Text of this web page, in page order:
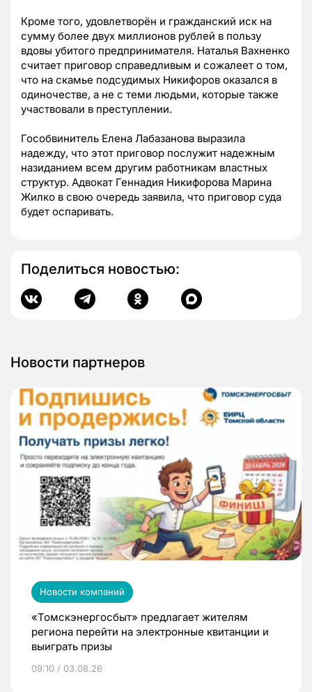
Кроме того, удовлетворён и гражданский иск на
сумму более двух миллионов рублей в пользу
вдовы убитого предпринимателя. Наталья Вахненко
считает приговор справедливым и сожалеет о том,
что на скамье подсудимых Никифоров оказался в
одиночестве, а не с теми людьми, которые также
участвовали в преступлении.
Гособвинитель Елена Лабазанова выразила
надежду, что этот приговор послужит надежным
назиданием всем другим работникам властных
структур. Адвокат Геннадия Никифорова Марина
Жилко в свою очередь заявила, что приговор суда
будет оспаривать.
Поделиться новостью:
Новости партнеров
Новости компаний
«Томскэнергосбыт» предлагает жителям
региона перейти на электронные квитанции и
выиграть призы
09:10 / 03.08.26